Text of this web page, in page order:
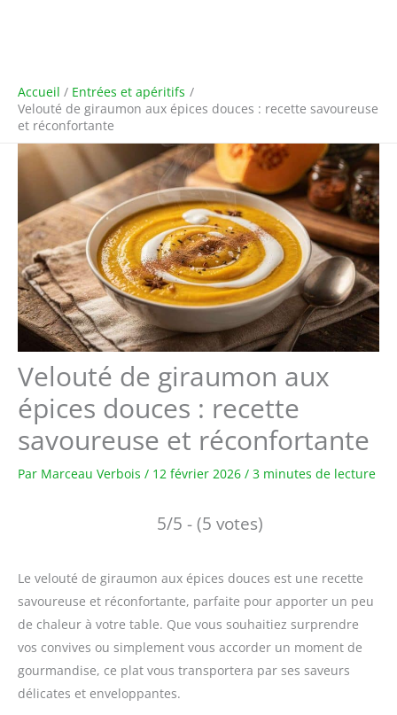
Accueil
Entrées et apéritifs
Velouté de giraumon aux épices douces : recette savoureuse
et réconfortante
Velouté de giraumon aux
épices douces : recette
savoureuse et réconfortante
Par Marceau Verbois / 12 février 2026 / 3 minutes de lecture
5/5 - (5 votes)
Le velouté de giraumon aux épices douces est une recette
savoureuse et réconfortante, parfaite pour apporter un peu
de chaleur à votre table. Que vous souhaitiez surprendre
vos convives ou simplement vous accorder un moment de
gourmandise, ce plat vous transportera par ses saveurs
délicates et enveloppantes.